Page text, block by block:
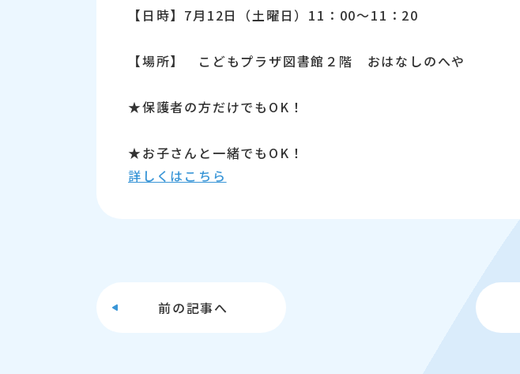
【日時】7月12日（土曜日）11：00～11：20
【場所】 こどもプラザ図書館２階 おはなしのへや
★保護者の方だけでもOK！
★お子さんと一緒でもOK！
詳しくはこちら
前の記事へ